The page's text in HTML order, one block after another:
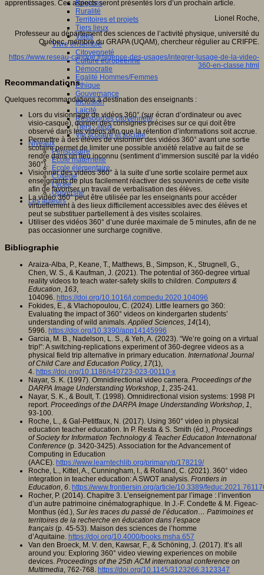
Régions
Ruralité
Territoires et projets
Tiers lieux
Villes
Vivre ensemble
Citoyenneté
Culture européenne
Démocratie
Egalité Hommes/Femmes
Ethique
Gouvernance
Inclusion
Laïcité
Ressources citoyenneté
Tiers - lieux
Vie scolaire et sociale
Niveaux
Périscolaire
Ecole maternelle
Ecole élémentaire
Collège
Lycée
Université
Les auteurs
apprentissages. Ces aspects seront présentés lors d’un prochain article.
Lionel Roche,
Professeur au département des sciences de l’activité physique, université du
Québec, membre du GRAPA (UQAM), chercheur régulier au CRIFPE.
https://www.reseau-canope.fr/agence-des-usages/integrer-lusage-de-la-video-
360-en-classe.html
Recommandations
Quelques recommandations à destination des enseignants :
Lors du visionnage de vidéos 360° (sur écran d’ordinateur ou avec
visio-casque), donner des consignes précises sur ce qui doit être
observé dans les vidéos afin que la rétention d’informations soit accrue.
Permettre à des élèves de visionner des vidéos 360° avant une sortie
scolaire permet de limiter une possible anxiété relative au fait de se
rendre dans un lieu inconnu (sentiment d’immersion suscité par la vidéo
360°).
Visionner des vidéos 360° à la suite d’une sortie scolaire permet aux
enseignants de plus facilement réactiver des souvenirs de cette visite
afin de favoriser un travail de verbalisation des élèves.
La vidéo 360° peut être utilisée par les enseignants pour accéder
virtuellement à des lieux difficilement accessibles avec des élèves et
peut se substituer partiellement à des visites scolaires.
Utiliser des vidéos 360° d’une durée maximale de 5 minutes, afin de ne
pas occasionner une surcharge cognitive.
Bibliographie
Araiza-Alba, P., Keane, T., Matthews, B., Simpson, K., Strugnell, G.,
Chen, W. S., & Kaufman, J. (2021). The potential of 360-degree virtual
reality videos to teach water-safety skills to children. Computers &
Education, 163,
104096. https://doi.org/10.1016/j.compedu.2020.104096
Fokides, E., & Vlachopoulou, C. (2024). Little learners go 360:
Evaluating the impact of 360° videos on kindergarten students’
understanding of wild animals.Applied Sciences, 14(14),
5996. https://doi.org/10.3390/app14145996
Garcia, M. B., Nadelson, L. S., & Yeh, A. (2023). “We’re going on a virtual
trip!”: A switching-replications experiment of 360-degree videos as a
physical field trip alternative in primary education. International Journal
of Child Care and Education Policy, 17(1),
4. https://doi.org/10.1186/s40723-023-00110-x
Nayar, S. K. (1997). Omnidirectional video camera. Proceedings of the
DARPA Image Understanding Workshop, 1, 235‑241.
Nayar, S. K., & Boult, T. (1998). Omnidirectional vision systems: 1998 PI
report. Proceedings of the DARPA Image Understanding Workshop, 1,
93‑100.
Roche, L., & Gal-Petitfaux, N. (2017). Using 360° video in physical
education teacher education. In P. Resta & S. Smith (éd.), Proceedings
of Society for Information Technology & Teacher Education International
Conference (p. 3420-3425). Association for the Advancement of
Computing in Education
(AACE). https://www.learntechlib.org/primary/p/178219/
Roche, L., Kittel, A., Cunningham, I., & Rolland, C. (2021). 360° video
integration in teacher education: A SWOT analysis. Frontiers in
Education, 6. https://www.frontiersin.org/article/10.3389/
Rocher, P. (2014). Chapitre 3. L’enseignement par l’image : l’invention
d’un autre patrimoine cinématographique. In J.-F. Condette & M. Figeac-
Monthus (éd.), Sur les traces du passé de l’éducation… Patrimoines et
territoires de la recherche en éducation dans l’espace
français (p. 45‑53). Maison des sciences de l’homme
d’Aquitaine. https://doi.org/10.4000/books.msha.657
Van den Broeck, M. V. den, Kawsar, F., & Schöning, J. (2017). It’s all
around you: Exploring 360° video viewing experiences on mobile
devices. Proceedings of the 25th ACM international conference on
Multimedia, 762‑768. https://doi.org/10.1145/3123266.3123347